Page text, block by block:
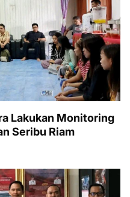
Lakukan Monitoring
Seribu Riam